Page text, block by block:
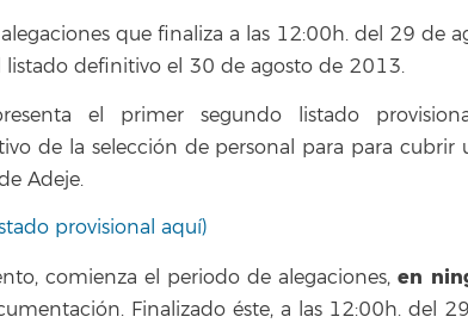
que finaliza a las 12:00h. del 29 de
listado definitivo el 30 de agosto de 2013.
el primer segundo listado
de la selección de personal para para cubrir
Adeje.
provisional aquí)
comienza el periodo de alegaciones,en
Finalizado éste, a las 12:00h. del